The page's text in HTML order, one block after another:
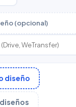
(opcional)
diseño